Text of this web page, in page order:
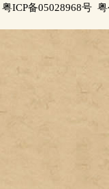
粤ICP备05028968号